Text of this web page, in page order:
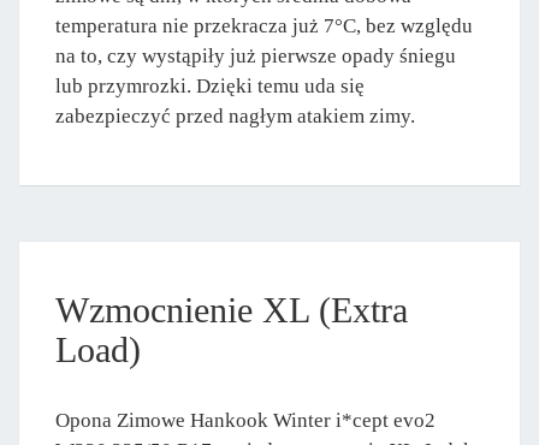
temperatura nie przekracza już 7°C, bez względu
na to, czy wystąpiły już pierwsze opady śniegu
lub przymrozki. Dzięki temu uda się
zabezpieczyć przed nagłym atakiem zimy.
Wzmocnienie XL (Extra
Load)
Opona Zimowe Hankook Winter i*cept evo2